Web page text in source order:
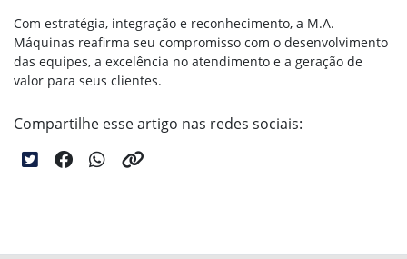
Com estratégia, integração e reconhecimento, a M.A.
Máquinas reafirma seu compromisso com o desenvolvimento
das equipes, a excelência no atendimento e a geração de
valor para seus clientes.
Compartilhe esse artigo nas redes sociais: